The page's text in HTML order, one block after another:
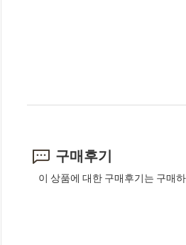
구매후기
이 상품에 대한 구매후기는 구매